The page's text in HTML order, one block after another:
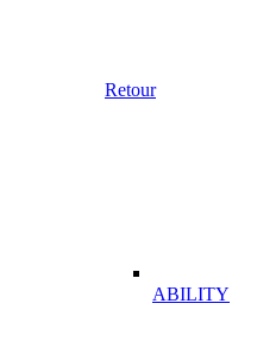
Retour
ABILITY